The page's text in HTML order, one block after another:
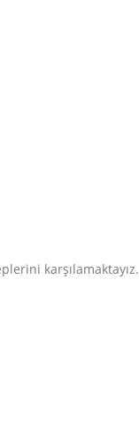
karşılamaktayız.